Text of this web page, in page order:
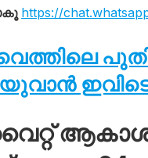
https://